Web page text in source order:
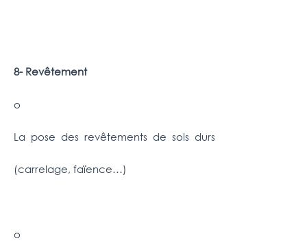
8- Revêtement
o
La pose des revêtements de sols durs
(carrelage, faïence…)
o